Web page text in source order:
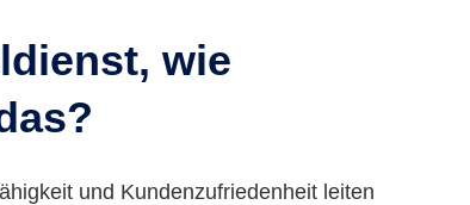
wie
und Kundenzufriedenheit leiten